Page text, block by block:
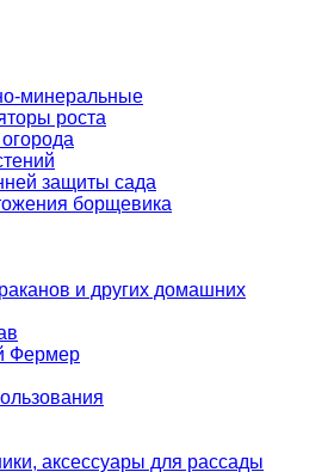
минеральные
роста
защиты сада
борщевика
и других домашних
Фермер
аксессуары для рассады